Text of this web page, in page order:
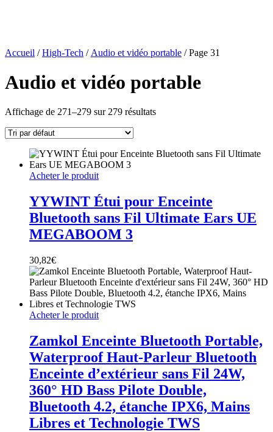
Accueil /High-Tech / Audio et vidéo portable / Page 31
Audio et vidéo portable
Affichage de 271–279 sur 279 résultats
Acheter le produit
YYWINT Étui pour Enceinte
Bluetooth sans Fil Ultimate Ears UE
MEGABOOM 3
30,82€
Acheter le produit
Zamkol Enceinte Bluetooth Portable,
Waterproof Haut-Parleur Bluetooth
Enceinte d’extérieur sans Fil 24W,
360° HD Bass Pilote Double,
Bluetooth 4.2, étanche IPX6, Mains
Libres et Technologie TWS